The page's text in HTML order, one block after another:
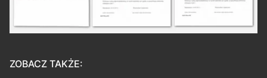
ZOBACZ TAKŻE: